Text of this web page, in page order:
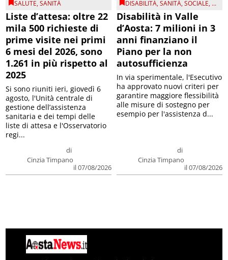
SALUTE,SANITÀ
Liste d’attesa: oltre 22
mila 500 richieste di
prime visite nei primi
6 mesi del 2026, sono
1.261 in più rispetto al
2025
di
Cinzia Timpano
il 07/08/2026
Si sono riuniti ieri, giovedì 6
agosto, l'Unità centrale di
gestione dell’assistenza
sanitaria e dei tempi delle
liste di attesa e l'Osservatorio
regi...
DISABILITÀ,SANITÀ,SOCIALE, ...
Disabilità in Valle
d’Aosta: 7 milioni in 3
anni finanziano il
Piano per la non
autosufficienza
di
Cinzia Timpano
il 07/08/2026
In via sperimentale, l'Esecutivo
ha approvato nuovi criteri per
garantire maggiore flessibilità
alle misure di sostegno per
esempio per l'assistenza d...